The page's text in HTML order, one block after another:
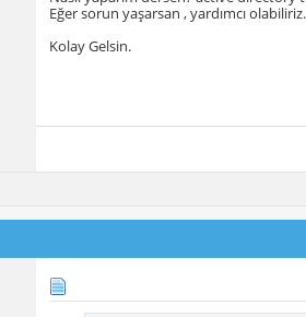
Eğer sorun yaşarsan , yardımcı olabiliriz.
Kolay Gelsin.